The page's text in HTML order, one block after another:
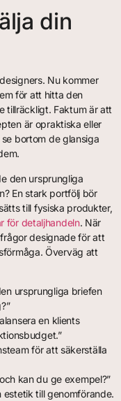
din
Nu kommer
för att hitta den
tillräckligt. Faktum är att
är opraktiska eller
bortom de glansiga
den ursprungliga
En stark portfölj bör
till fysiska produkter,
för detaljhandeln. När
designade för att
Överväg att
ursprungliga briefen
en klients
för att säkerställa
kan du ge exempel?”
till genomförande.